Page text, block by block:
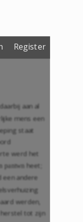
Register
aan al
mens een
staat
werd het
pantwn heet;
een andere
werden,
herstel tot zijn